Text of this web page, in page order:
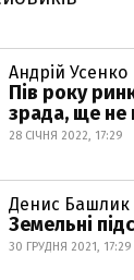
Андрій Усенко
Пів року
зрада, ще не
28 СІЧНЯ 2022, 17:29
Денис Башлик
Земельні
30 ГРУДНЯ 2021, 17:29